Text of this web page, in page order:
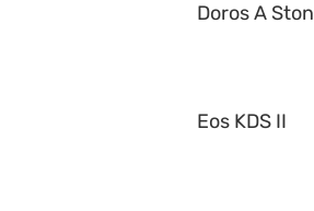
Doros A
Eos KDS II